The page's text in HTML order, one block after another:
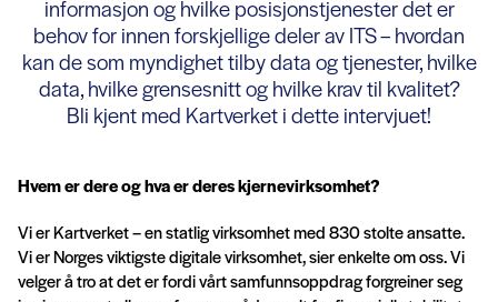
informasjon og hvilke posisjonstjenester det er
behov for innen forskjellige deler av ITS – hvordan
kan de som myndighet tilby data og tjenester, hvilke
data, hvilke grensesnitt og hvilke krav til kvalitet?
Bli kjent med Kartverket i dette intervjuet!
Hvem er dere og hva er deres kjernevirksomhet?
Vi er Kartverket – en statlig virksomhet med 830 stolte ansatte.
Vi er Norges viktigste digitale virksomhet, sier enkelte om oss. Vi
velger å tro at det er fordi vårt samfunnsoppdrag forgreiner seg